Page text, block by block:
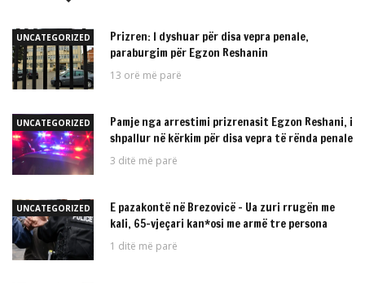
UNCATEGORIZED
Prizren: I dyshuar për disa vepra penale,
paraburgim për Egzon Reshanin
13 orë më parë
UNCATEGORIZED
Pamje nga arrestimi prizrenasit Egzon Reshani, i
shpallur në kërkim për disa vepra të rënda penale
3 ditë më parë
UNCATEGORIZED
E pazakontë në Brezovicë – Ua zuri rrugën me
kali, 65-vjeçari kan*osi me armë tre persona
1 ditë më parë